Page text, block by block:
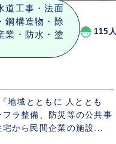
道工事・法面
鋼構造物・除
業・防水・塗
115人
ラ整備、防災等の公共事
から民間企業の施設...